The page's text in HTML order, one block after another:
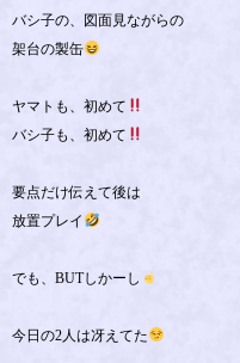
バシ子の、図面見ながらの
架台の製缶
ヤマトも、初めて
バシ子も、初めて
要点だけ伝えて後は
放置プレイ
でも、BUTしかーし
今日の2人は冴えてた